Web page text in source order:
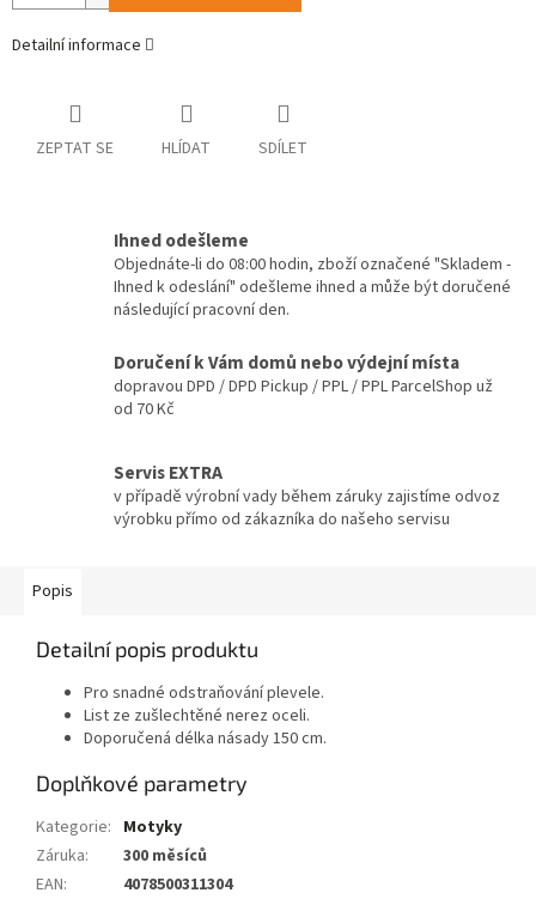
Detailní informace
ZEPTAT SE HLÍDAT SDÍLET
Ihned odešleme
Objednáte-li do 08:00 hodin, zboží označené "Skladem -
Ihned k odeslání" odešleme ihned a může být doručené
následující pracovní den.
Doručení k Vám domů nebo výdejní místa
dopravou DPD / DPD Pickup / PPL / PPL ParcelShop už
od 70 Kč
Servis EXTRA
v případě výrobní vady během záruky zajistíme odvoz
výrobku přímo od zákazníka do našeho servisu
Popis
Detailní popis produktu
Pro snadné odstraňování plevele.
List ze zušlechtěné nerez oceli.
Doporučená délka násady 150 cm.
Doplňkové parametry
Kategorie: Motyky
Záruka:
300 měsíců
EAN: 4078500311304